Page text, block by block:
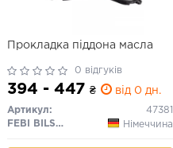
Прокладка піддона масла
0 відгуків
394 - 447 ₴ від 0 дн.
Артикул:
47381
FEBI BILSTEIN
Німеччина